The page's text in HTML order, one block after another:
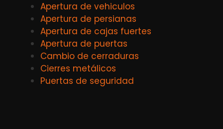
Apertura de vehiculos
Apertura de persianas
Apertura de cajas fuertes
Apertura de puertas
Cambio de cerraduras
Cierres metálicos
Puertas de seguridad